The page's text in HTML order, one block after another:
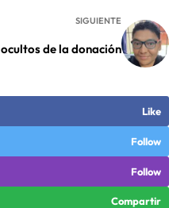
SIGUIENTE
de la donación
Like
Follow
Follow
Compartir